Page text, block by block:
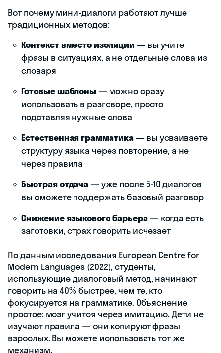
Вот почему мини-диалоги работают лучше
традиционных методов:
Контекст вместо изоляции — вы учите
фразы в ситуациях, а не отдельные слова из
словаря
Готовые шаблоны — можно сразу
использовать в разговоре, просто
подставляя нужные слова
Естественная грамматика— вы усваиваете
структуру языка через повторение, а не
через правила
Быстрая отдача— уже после 5-10 диалогов
вы сможете поддержать базовый разговор
Снижение языкового барьера— когда есть
заготовки, страх говорить исчезает
По данным исследования European Centre for
Modern Languages (2022), студенты,
использующие диалоговый метод, начинают
говорить на 40% быстрее, чем те, кто
фокусируется на грамматике. Объяснение
простое: мозг учится через имитацию. Дети не
изучают правила — они копируют фразы
взрослых. Вы можете использовать тот же
механизм.